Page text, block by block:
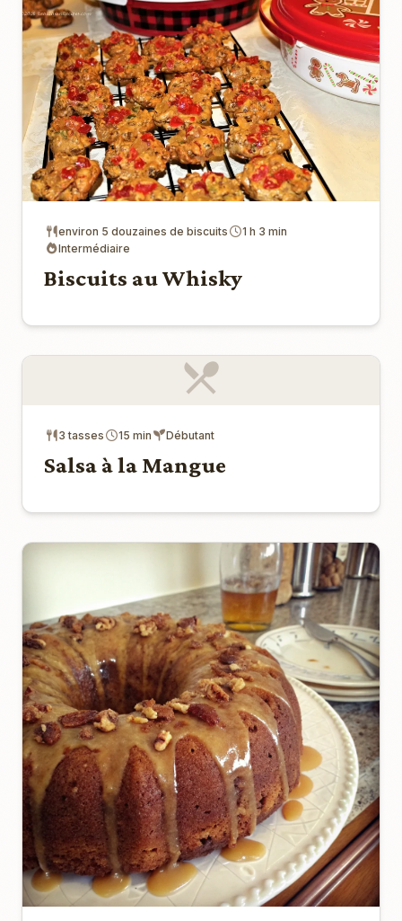
environ 5 douzaines de biscuits
1 h 3 min
Intermédiaire
Biscuits au Whisky
3 tasses 15 min Débutant
Salsa à la Mangue